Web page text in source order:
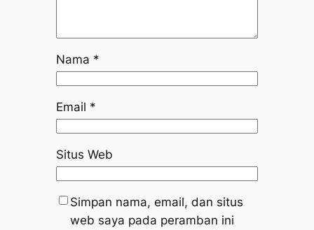
Nama *
Email *
Situs Web
Simpan nama, email, dan situs
web saya pada peramban ini